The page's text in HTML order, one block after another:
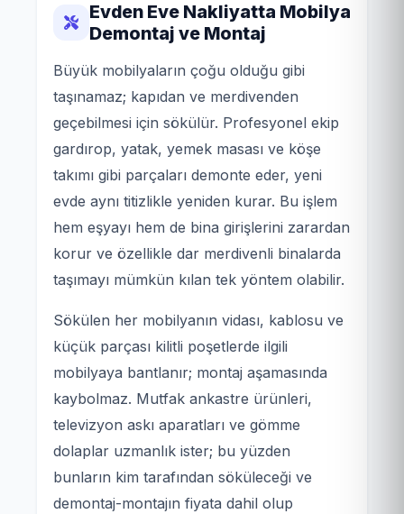
Evden Eve Nakliyatta Mobilya
Demontaj ve Montaj
Büyük mobilyaların çoğu olduğu gibi
taşınamaz; kapıdan ve merdivenden
geçebilmesi için sökülür. Profesyonel ekip
gardırop, yatak, yemek masası ve köşe
takımı gibi parçaları demonte eder, yeni
evde aynı titizlikle yeniden kurar. Bu işlem
hem eşyayı hem de bina girişlerini zarardan
korur ve özellikle dar merdivenli binalarda
taşımayı mümkün kılan tek yöntem olabilir.
Sökülen her mobilyanın vidası, kablosu ve
küçük parçası kilitli poşetlerde ilgili
mobilyaya bantlanır; montaj aşamasında
kaybolmaz. Mutfak ankastre ürünleri,
televizyon askı aparatları ve gömme
dolaplar uzmanlık ister; bu yüzden
bunların kim tarafından söküleceği ve
demontaj-montajın fiyata dahil olup